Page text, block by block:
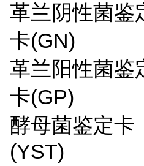
革兰阴性菌鉴
卡(GN)
革兰阳性菌鉴
卡(GP)
酵母菌鉴定卡
(YST)